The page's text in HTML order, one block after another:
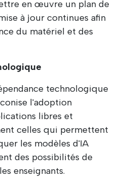
en œuvre un plan de
à jour continues afin
du matériel et des
technologique
l'adoption
libres et
celles qui permettent
les modèles d'IA
des possibilités de
enseignants.